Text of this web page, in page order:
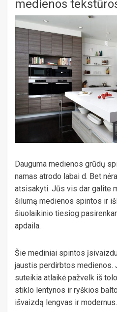
medienos
Dauguma medienos grūdų
namas atrodo labai d. Bet
atsisakyti. Jūs vis dar galite
šilumą medienos spintos ir
šiuolaikinio tiesiog
apdaila.
Šie mediniai spintos
jaustis perdirbtos medienos.
suteikia atlaikė pažvelk iš
stiklo lentynos ir ryškios
išvaizdą lengvas ir modernus.